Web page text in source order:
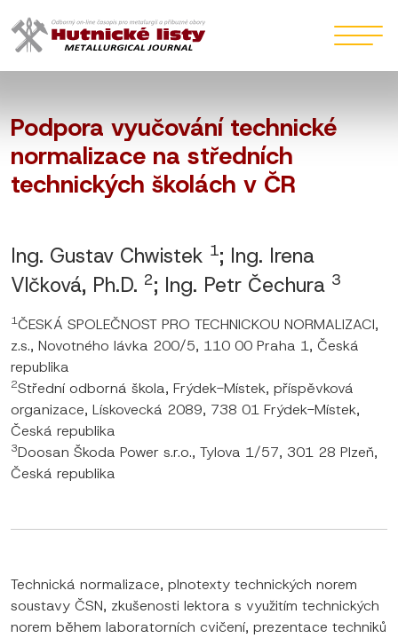
Podpora vyučování technické
normalizace na středních
technických školách v ČR
Ing. Gustav Chwistek 1; Ing. Irena
Vlčková, Ph.D. 2; Ing. Petr Čechura 3
1ČESKÁ SPOLEČNOST PRO TECHNICKOU NORMALIZACI,
z.s., Novotného lávka 200/5, 110 00 Praha 1, Česká
republika
2Střední odborná škola, Frýdek-Místek, příspěvková
organizace, Lískovecká 2089, 738 01 Frýdek-Místek,
Česká republika
3Doosan Škoda Power s.r.o., Tylova 1/57, 301 28 Plzeň,
Česká republika
Technická normalizace, plnotexty technických norem
soustavy ČSN, zkušenosti lektora s využitím technických
norem během laboratorních cvičení, prezentace techniků